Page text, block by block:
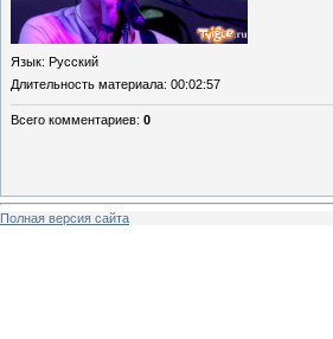
Язык: Русский
Длительность материала: 00:02:57
Всего комментариев: 0
Полная версия сайта